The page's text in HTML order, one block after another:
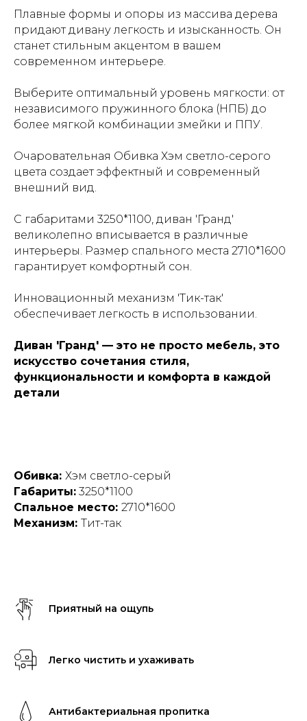
Плавные формы и опоры из массива дерева
придают дивану легкость и изысканность. Он
станет стильным акцентом в вашем
современном интерьере.
Выберите оптимальный уровень мягкости: от
независимого пружинного блока (НПБ) до
более мягкой комбинации змейки и ППУ.
Очаровательная Обивка Хэм светло-серого
цвета создает эффектный и современный
внешний вид.
С габаритами 3250*1100, диван 'Гранд'
великолепно вписывается в различные
интерьеры. Размер спального места 2710*1600
гарантирует комфортный сон.
Инновационный механизм 'Тик-так'
обеспечивает легкость в использовании.
Диван 'Гранд' — это не просто мебель, это
искусство сочетания стиля,
функциональности и комфорта в каждой
детали
Обивка: Хэм светло-серый
Габариты: 3250*1100
Спальное место: 2710*1600
Механизм: Тит-так
Приятный на ощупь
Легко чистить и ухаживать
Антибактериальная пропитка